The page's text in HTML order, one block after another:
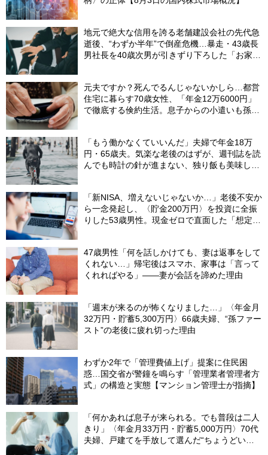
地元で絶大な信用を誇る老舗建設会社の先代急
逝後、“わずか半年”で倒産危機…暴走・43歳長
男社長を40歳次男が引きずり下ろした「お家騒
元夫ですか？死んでるんじゃないかしら…都営
住宅に暮らす70歳女性、「年金12万6000円」
で徹底する倹約生活。息子からの小遣いも孫の
「もう働かなくていいんだ」夫婦で年金18万
円・65歳夫。気楽な老後のはずが、週刊誌を読
んでも時計の針が進まない、独り飯も美味しく
「新NISA、増えないじゃないか…」老後不安か
ら一念発起し、〈貯金200万円〉を投資に全振
りした53歳男性。現金ゼロで直面した「想定外
47歳男性「何を話しかけても、妻は返事をして
くれない…」帰宅後はスマホ、家事は「言って
くれればやる」――妻が会話を諦めた理由
「週末が来るのが怖くなりました…」〈年金月
32万円・貯蓄5,300万円〉66歳夫婦、“孫ファー
スト”の老後に疲れ切った理由
わずか2年で「管理費値上げ」提案に住民困
惑…国交省が警鐘を鳴らす「管理業者管理者方
式」の構造と実態【マンション管理士が指摘】
「何かあれば息子が来られる。でも普段は二人
きり」〈年金月33万円・貯蓄5,000万円〉70代
夫婦、戸建てを手放して選んだ“ちょうどいい